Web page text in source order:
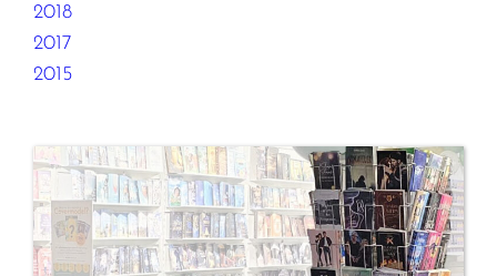
2018
2017
2015